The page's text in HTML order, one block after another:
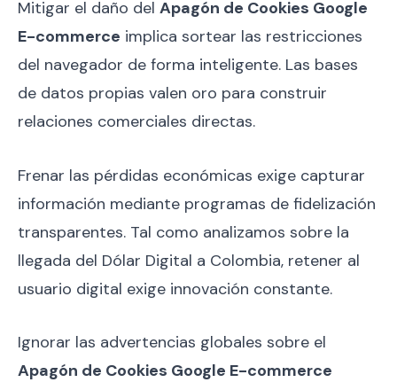
Mitigar el daño del Apagón de Cookies Google
E-commerce implica sortear las restricciones
del navegador de forma inteligente. Las bases
de datos propias valen oro para construir
relaciones comerciales directas.
Frenar las pérdidas económicas exige capturar
información mediante programas de fidelización
transparentes. Tal como analizamos sobre la
llegada del Dólar Digital a Colombia, retener al
usuario digital exige innovación constante.
Ignorar las advertencias globales sobre el
Apagón de Cookies Google E-commerce